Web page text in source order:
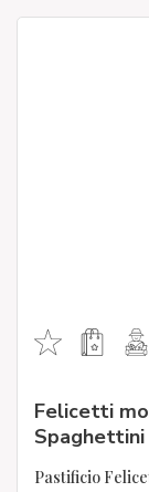
Felicetti
Spaghettini
Pastificio